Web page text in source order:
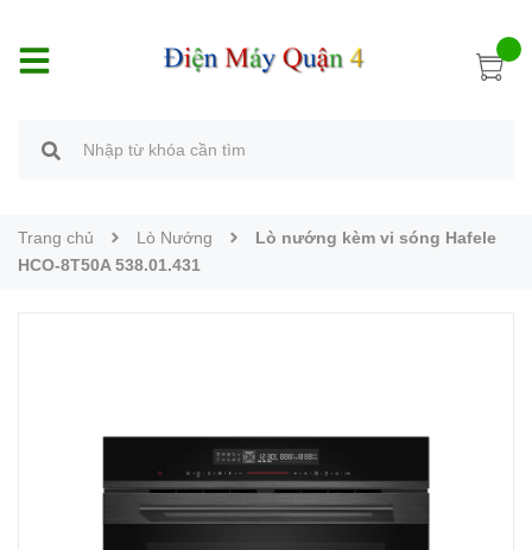
Trang chủ Lò Nướng
Lò nướng kèm vi sóng Hafele
HCO-8T50A 538.01.431